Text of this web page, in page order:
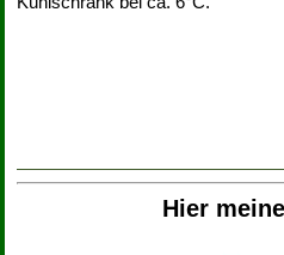
Hier